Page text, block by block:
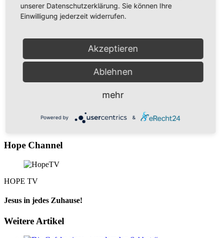
Wir verwenden Issuu, um Inhalte einzubetten. Dieser
des Service zu, um diese Inhalte anzuzeigen.
Mehr Informationen
Usercentrics Consent Management Platform
Hope Channel
HOPE TV
Jesus in jedes Zuhause!
Weitere Artikel
unserer Datenschutzerklärung. Sie können Ihre
Einwilligung jederzeit widerrufen.
Akzeptieren
Ablehnen
mehr
Powered by &